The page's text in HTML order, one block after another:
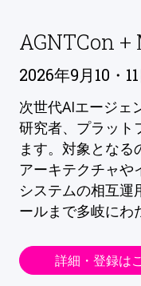
AGNTCon +
2026年9月10・
次世代AIエージェ
研究者、プラット
ます。対象となる
アーキテクチャや
システムの相互運
ールまで多岐にわ
詳細・登録は